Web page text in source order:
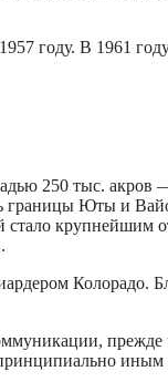
году. В 1961
250 тыс. акров
Юты и
стало
Колорадо.
иным